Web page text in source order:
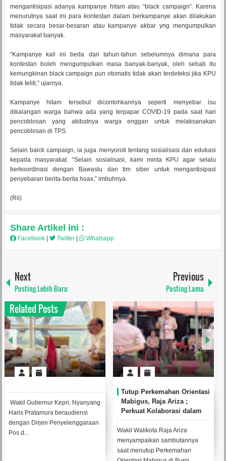
mengantisipasi adanya kampanye hitam atau “black campaign”. Karena
menurutnya saat ini para kontestan dalam berkampanye akan dilakukan
tidak secara besar-besaran atau kampanye akbar yng mengumpulkan
masyarakat banyak.
“Kampanye kali ini beda dari tahun-tahun sebelumnya dimana para
kontestan boleh mengumpulkan masa banyak-banyak, oleh sebab itu
kemungkinan black campaign pun otomatis tidak akan terdeteksi jika KPU
tidak teliti,” ujarnya.
Kampanye hitam tersebut dicontohkannya seperti menyebar isu
dikalangan warga bahwa ada yang terpapar COVID-19 pada saat hari
pencoblosan yang akibatnya warga enggan untuk melaksanakan
pencoblosan di TPS.
Selain balck campaign, ia juga menyoroti tentang sosialisasi dan edukasi
kepada masyarakat. “Selain sosialisasi, kami minta KPU agar selalu
berkoordinasi dengan Bawaslu dan tim siber untuk mengantisipasi
penyebaran berita-berita hoax,” imbuhnya.
(Ril)
Share Artikel ini :
Facebook Twitter Whatsapp
Next
Posting Lebih Baru
Previous
Posting Lama
Related Posts
Wakil Gubernur Kepri, Nyanyang
Haris Pratamura beraudiensi
dengan Dirjen Penyelenggaraan
Pos d...
Tutup Perkemahan Orientasi
Mabigus, Raja Ariza ;
Perkuat Kolaborasi dalam
Mendukung Pendidikan
Karakter
Wakil Walikota Raja Ariza
menyampaikan sambutannya
saat menutup Perkemahan